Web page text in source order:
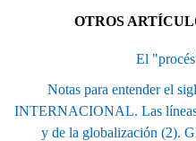
OTROS
El
Notas para entender el
INTERNACIONAL. Las líneas
y de la globalización (2).